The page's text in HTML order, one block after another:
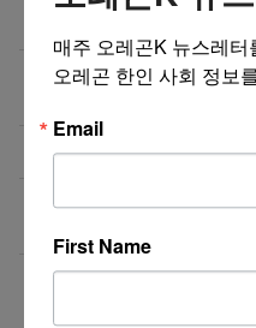
‘7년 이상 거주’ 장기체류자 영주
비즈니스 웹사이트 제작 프로모
액막이가 필요한 지금! 저주를 막
[8월 무료] 공대 교수가 설명하는
매주 오레곤K 뉴스레
오레곤 한인 사회 정보
Email
First Name